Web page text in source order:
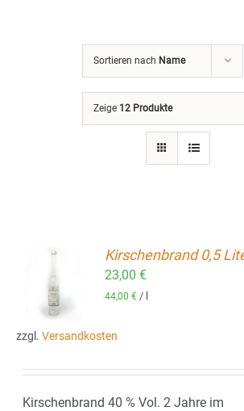
Sortieren nach Name
Zeige 12 Produkte
Kirschenbrand 0,5
23,00€
44,00€ /
zzgl. Versandkosten
Kirschenbrand 40 % Vol. 2 Jahre im